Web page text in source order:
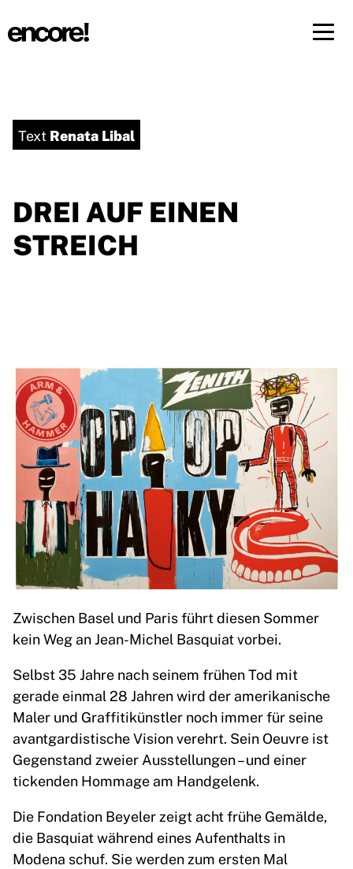
Text Renata Libal
DREI AUF EINEN
STREICH
Zwischen Basel und Paris führt diesen Sommer
kein Weg an Jean-Michel Basquiat vorbei.
Selbst 35 Jahre nach seinem frühen Tod mit
gerade einmal 28 Jahren wird der amerikanische
Maler und Graffitikünstler noch immer für seine
avantgardistische Vision verehrt. Sein Oeuvre ist
Gegenstand zweier Ausstellungen – und einer
tickenden Hommage am Handgelenk.
Die Fondation Beyeler zeigt acht frühe Gemälde,
die Basquiat während eines Aufenthalts in
Modena schuf. Sie werden zum ersten Mal